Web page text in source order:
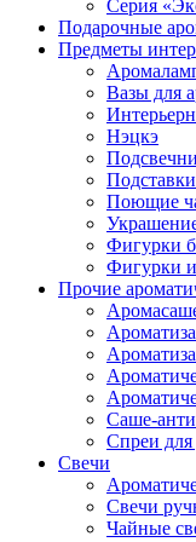
Серия
Подарочные
Предметы
Вазы для
Нэцкэ
Поющие
Фигурки
Фигурки
Прочие
Саше-
Спреи для
Свечи
Свечи
Чайные